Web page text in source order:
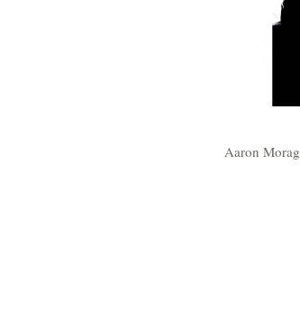
Aaron Morag